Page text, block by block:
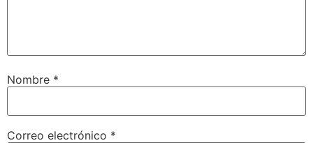
Nombre *
Correo electrónico *